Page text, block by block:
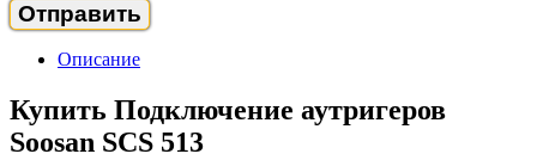
Описание
Купить Подключение аутригеров
Soosan SCS 513